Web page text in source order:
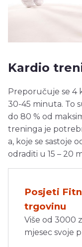
Kardio
Preporučuje se 4
30-45 minuta. To
do 80 % od
treninga je
a, koje se sastoje
odraditi u 15 – 20
Posjeti
trgovinu
Više od 3000
mjesec svoje